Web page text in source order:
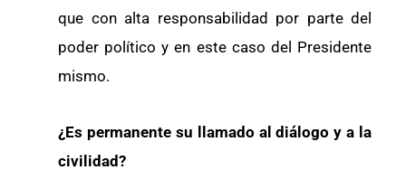
que con alta responsabilidad por parte del
poder político y en este caso del Presidente
mismo.
¿Es permanente su llamado al diálogo y a la
civilidad?